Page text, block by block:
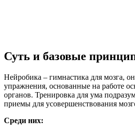
Суть и базовые
Нейробика – гимнастика для мозга,
упражнения, основанные на работе
органов. Тренировка для ума
приемы для усовершенствования
Среди них: